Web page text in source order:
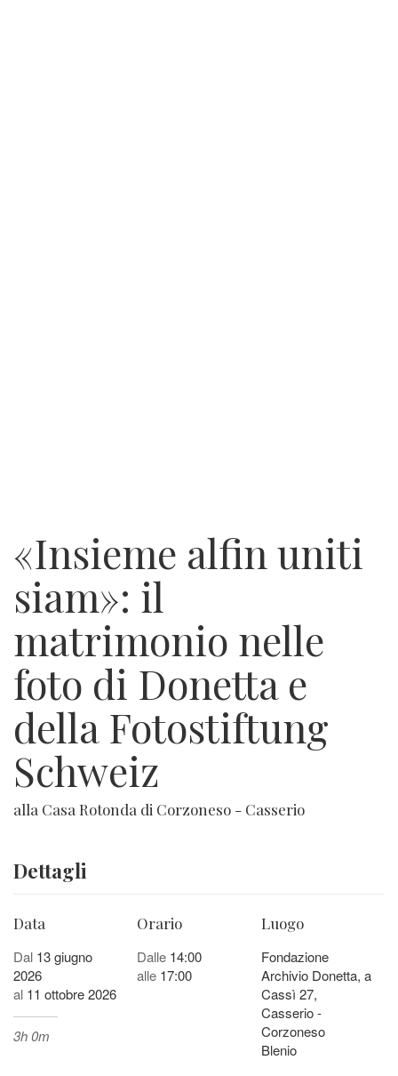
«Insieme alfin uniti
siam»: il
matrimonio nelle
foto di Donetta e
della Fotostiftung
Schweiz
alla Casa Rotonda di Corzoneso - Casserio
Dettagli
Data
Dal 13 giugno
2026
al 11 ottobre 2026
3h 0m
Orario
Dalle 14:00
alle 17:00
Luogo
Fondazione
Archivio Donetta, a
Cassì 27,
Casserio -
Corzoneso
Blenio